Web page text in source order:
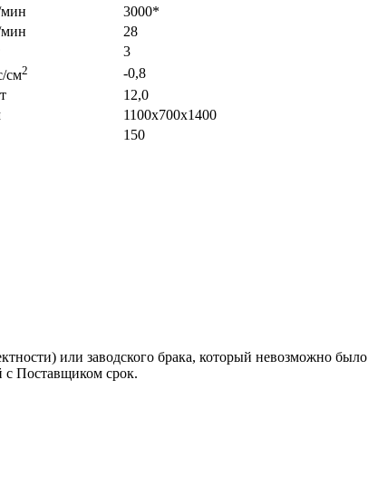
3000*
28
3
см2
-0,8
12,0
1100х700х1400
150
или заводского брака, который невозможно
с Поставщиком срок.